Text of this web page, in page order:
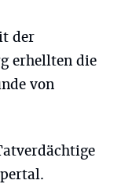
der
erhellten die
von